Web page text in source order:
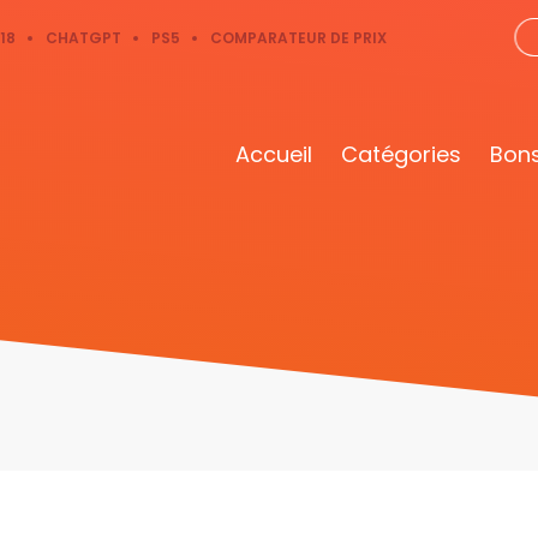
CHATGPT PS5 COMPARATEUR DE PRIX
Accueil Catégories